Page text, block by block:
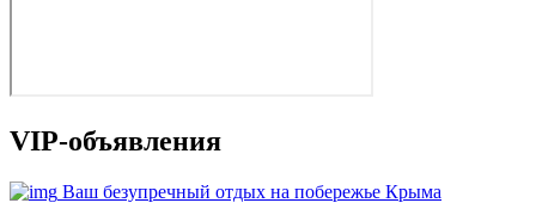
VIP-объявления
Ваш безупречный отдых на побережье Крыма